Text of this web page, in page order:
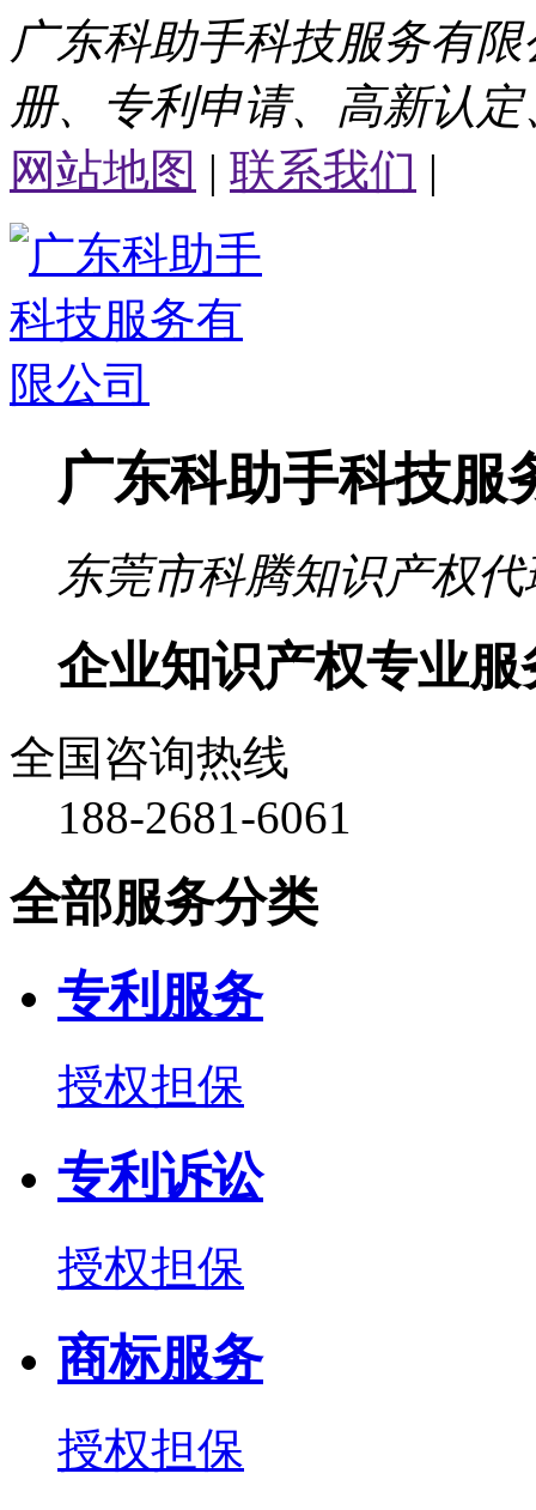
广东科助手科技服务有
册、专利申请、高新认
网站地图 | 联系我们 |
广东科助手科技服
东莞市科腾知识产权
企业知识产权专业服
全国咨询热线
188-2681-6061
全部服务分类
专利服务
授权担保
专利诉讼
授权担保
商标服务
授权担保